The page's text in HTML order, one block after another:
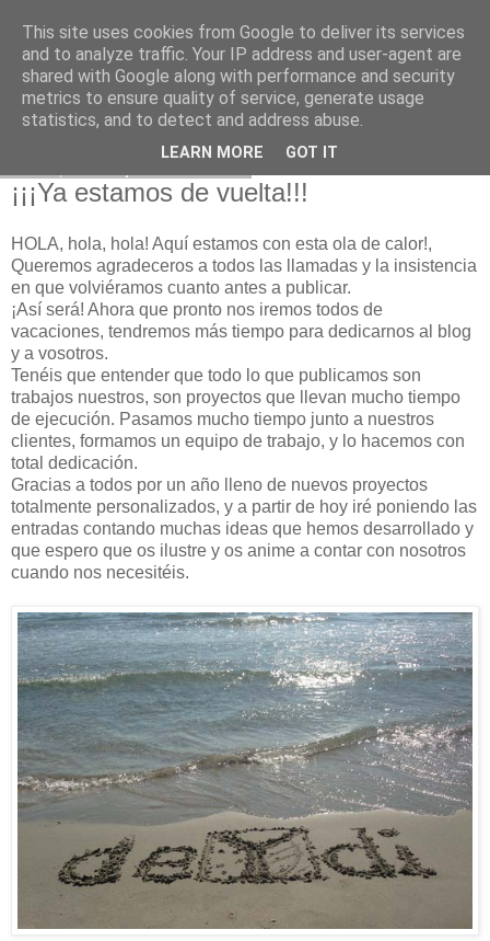
¡¡¡Ya estamos de vuelta!!!
HOLA, hola, hola! Aquí estamos con esta ola de calor!,
Queremos agradeceros a todos las llamadas y la insistencia
en que volviéramos cuanto antes a publicar.
¡Así será! Ahora que pronto nos iremos todos de
vacaciones, tendremos más tiempo para dedicarnos al blog
y a vosotros.
Tenéis que entender que todo lo que publicamos son
trabajos nuestros, son proyectos que llevan mucho tiempo
de ejecución. Pasamos mucho tiempo junto a nuestros
clientes, formamos un equipo de trabajo, y lo hacemos con
total dedicación.
Gracias a todos por un año lleno de nuevos proyectos
totalmente personalizados, y a partir de hoy iré poniendo las
entradas contando muchas ideas que hemos desarrollado y
que espero que os ilustre y os anime a contar con nosotros
cuando nos necesitéis.
This site uses cookies from Google to deliver its services
and to analyze traffic. Your IP address and user-agent are
shared with Google along with performance and security
metrics to ensure quality of service, generate usage
statistics, and to detect and address abuse.
LEARN MORE GOT IT